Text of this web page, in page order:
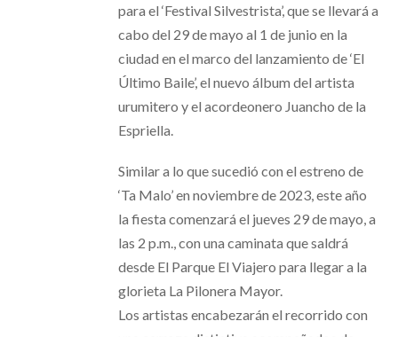
para el ‘Festival Silvestrista’, que se llevará a
cabo del 29 de mayo al 1 de junio en la
ciudad en el marco del lanzamiento de ‘El
Último Baile’, el nuevo álbum del artista
urumitero y el acordeonero Juancho de la
Espriella.
Similar a lo que sucedió con el estreno de
‘Ta Malo’ en noviembre de 2023, este año
la fiesta comenzará el jueves 29 de mayo, a
las 2 p.m., con una caminata que saldrá
desde El Parque El Viajero para llegar a la
glorieta La Pilonera Mayor.
Los artistas encabezarán el recorrido con